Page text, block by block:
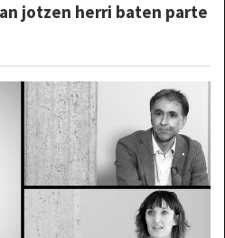
jotzen herri baten parte